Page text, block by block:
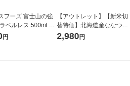
フーズ 富士山の強
ベルレス 500ml 1
入）
円
【アウトレット】【新米切
替特価】北海道産ななつぼ
し 無洗米 5kg 1袋 令和7年産
2,980円